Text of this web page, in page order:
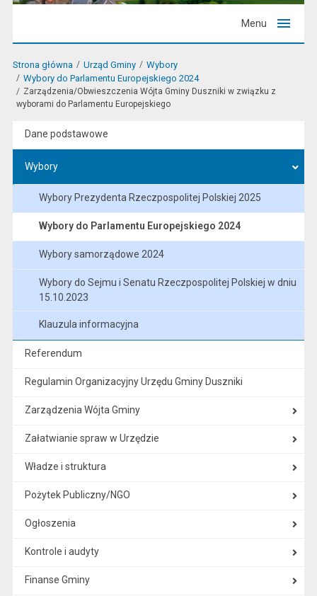
Menu
Strona główna Urząd Gminy
Wybory
Wybory do Parlamentu Europejskiego 2024
Zarządzenia/Obwieszczenia Wójta Gminy Duszniki w związku z
wyborami do Parlamentu Europejskiego
Dane podstawowe
Wybory
Wybory Prezydenta Rzeczpospolitej Polskiej 2025
Wybory do Parlamentu Europejskiego 2024
Wybory samorządowe 2024
Wybory do Sejmu i Senatu Rzeczpospolitej Polskiej w dniu
15.10.2023
Klauzula informacyjna
Referendum
Regulamin Organizacyjny Urzędu Gminy Duszniki
Zarządzenia Wójta Gminy
Załatwianie spraw w Urzędzie
Władze i struktura
Pożytek Publiczny/NGO
Ogłoszenia
Kontrole i audyty
Finanse Gminy